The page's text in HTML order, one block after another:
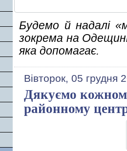
Будемо й надалі
зокрема на
яка допомагає.
Вівторок, 05 грудня
Дякуємо
районному